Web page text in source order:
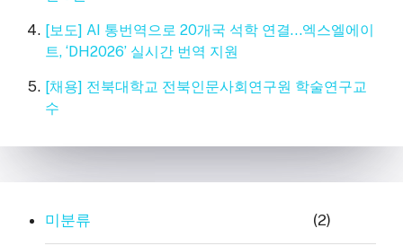
[보도] AI 통번역으로 20개국 석학 연결…엑스엘에이
트, ‘DH2026’ 실시간 번역 지원
[채용] 전북대학교 전북인문사회연구원 학술연구교
수
미분류 (2)